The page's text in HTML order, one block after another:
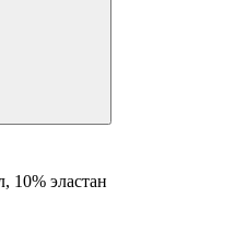
10% эластан